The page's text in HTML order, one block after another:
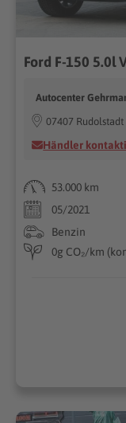
Ford F-150 5.0l
Autocenter
07407 Rudolstadt
Händler
53.000 km
05/2021
Benzin
0g CO₂/km